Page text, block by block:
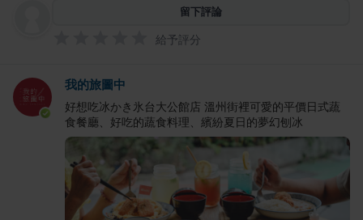
留下評論
給予評分
我的旅圖中
好想吃冰かき氷台大公館店 溫州街裡可愛的平價日式蔬
食餐廳、好吃的蔬食料理、繽紛夏日的夢幻刨冰